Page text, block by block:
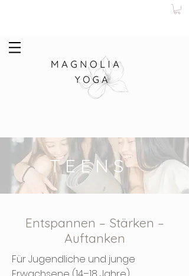
Entspannen – Stärken –
Auftanken
Für Jugendliche und junge
TEENS